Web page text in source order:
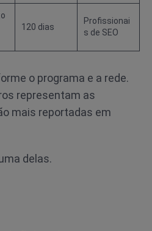
120 dias
Profissionai
s de SEO
o programa e a rede.
representam as
mais reportadas em
delas.